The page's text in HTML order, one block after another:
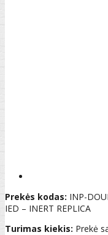
Prekės kodas: INP-
IED – INERT REPLICA
Turimas kiekis: Prekė